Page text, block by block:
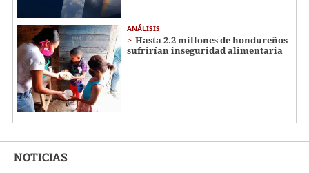
ANÁLISIS
Hasta 2.2 millones de hondureños
sufrirían inseguridad alimentaria
NOTICIAS